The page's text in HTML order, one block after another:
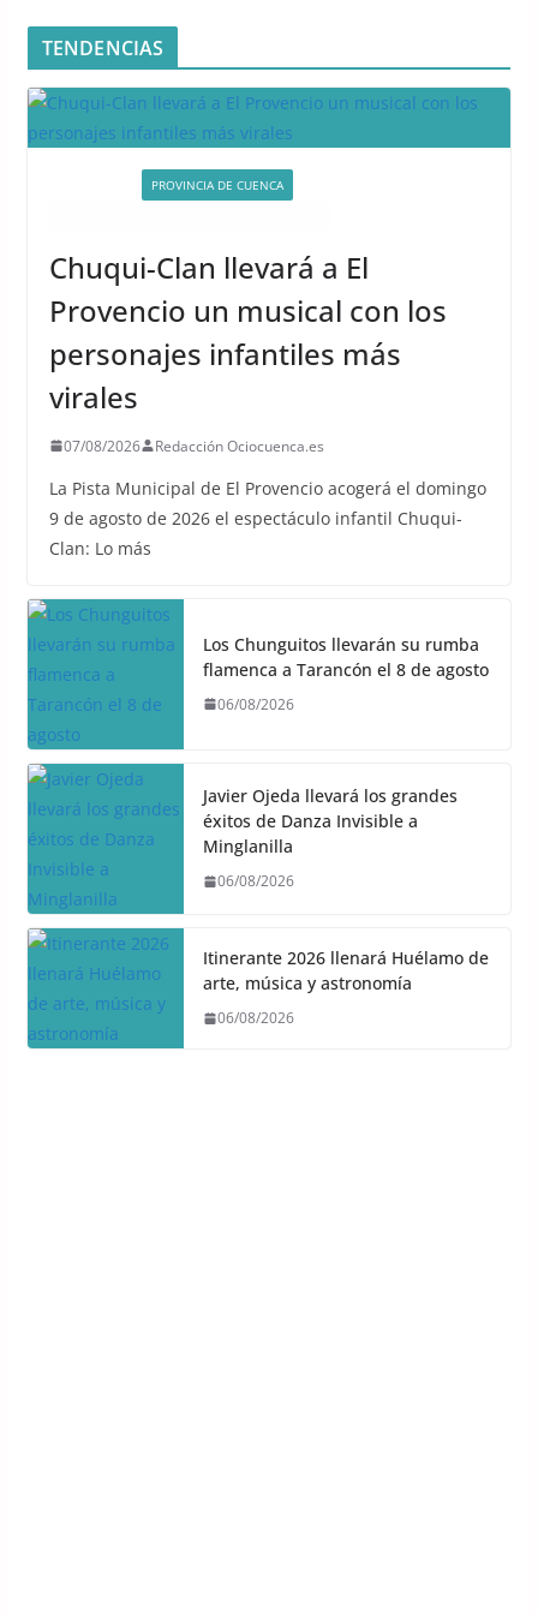
TENDENCIAS
PROVINCIA DE CUENCA
Chuqui-Clan llevará a El
Provencio un musical con los
personajes infantiles más
virales
07/08/2026 Redacción Ociocuenca.es
La Pista Municipal de El Provencio acogerá el domingo
9 de agosto de 2026 el espectáculo infantil Chuqui-
Clan: Lo más
Los Chunguitos llevarán su rumba
flamenca a Tarancón el 8 de agosto
06/08/2026
Javier Ojeda llevará los grandes
éxitos de Danza Invisible a
Minglanilla
06/08/2026
Itinerante 2026 llenará Huélamo de
arte, música y astronomía
06/08/2026